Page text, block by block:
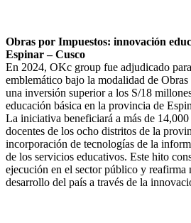
Obras por Impuestos: innovación
Espinar – Cusco
En 2024, OKc group fue adjudicado
emblemático bajo la modalidad de
una inversión superior a los S/18
educación básica en la provincia de
La iniciativa beneficiará a más de
docentes de los ocho distritos de la
incorporación de tecnologías de la
de los servicios educativos. Este hito
ejecución en el sector público y reafirma
desarrollo del país a través de la